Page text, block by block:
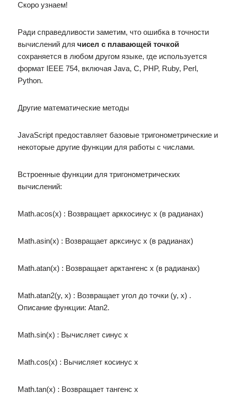
Скоро узнаем!
Ради справедливости заметим, что ошибка в точности
вычислений для чисел с плавающей точкой
сохраняется в любом другом языке, где используется
формат IEEE 754, включая Java, C, PHP, Ruby, Perl,
Python.
Другие математические методы
JavaScript предоставляет базовые тригонометрические и
некоторые другие функции для работы с числами.
Встроенные функции для тригонометрических
вычислений:
Math.acos(x) : Возвращает арккосинус x (в радианах)
Math.asin(x) : Возвращает арксинус x (в радианах)
Math.atan(x) : Возвращает арктангенс x (в радианах)
Math.atan2(y, x) : Возвращает угол до точки (y, x) .
Описание функции: Atan2.
Math.sin(x) : Вычисляет синус x
Math.cos(x) : Вычисляет косинус x
Math.tan(x) : Возвращает тангенс x